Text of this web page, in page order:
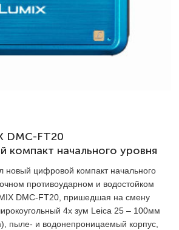
DMC-FT20
компакт начального уровня
новый цифровой компакт начального
противоударном и водостойком
DMC-FT20, пришедшая на смену
4x зум Leica 25 – 100мм
пыле- и водонепроницаемый корпус,